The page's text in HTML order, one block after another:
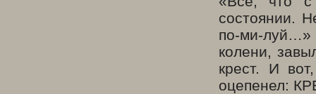
состоянии.
по-ми-луй…»
колени,
крест. И
оцепенел: